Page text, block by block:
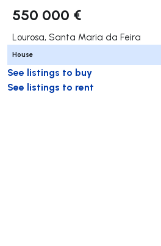
550 000 €
Lourosa, Santa Maria da Feira
House
See listings to buy
See listings to rent